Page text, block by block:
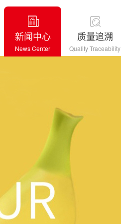
新闻中心
News Center
质量追溯
Quality Traceability